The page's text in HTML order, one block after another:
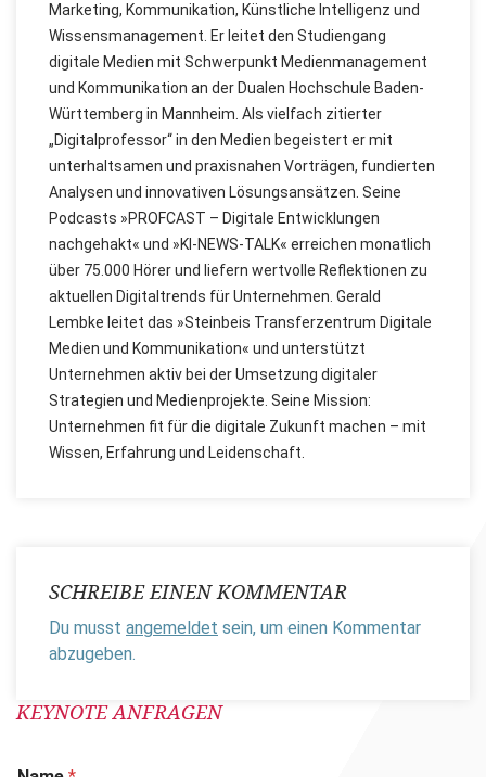
Marketing, Kommunikation, Künstliche Intelligenz und
Wissensmanagement. Er leitet den Studiengang
digitale Medien mit Schwerpunkt Medienmanagement
und Kommunikation an der Dualen Hochschule Baden-
Württemberg in Mannheim. Als vielfach zitierter
„Digitalprofessor“ in den Medien begeistert er mit
unterhaltsamen und praxisnahen Vorträgen, fundierten
Analysen und innovativen Lösungsansätzen. Seine
Podcasts »PROFCAST – Digitale Entwicklungen
nachgehakt« und »KI-NEWS-TALK« erreichen monatlich
über 75.000 Hörer und liefern wertvolle Reflektionen zu
aktuellen Digitaltrends für Unternehmen. Gerald
Lembke leitet das »Steinbeis Transferzentrum Digitale
Medien und Kommunikation« und unterstützt
Unternehmen aktiv bei der Umsetzung digitaler
Strategien und Medienprojekte. Seine Mission:
Unternehmen fit für die digitale Zukunft machen – mit
Wissen, Erfahrung und Leidenschaft.
SCHREIBE EINEN KOMMENTAR
Du musst angemeldet sein, um einen Kommentar
abzugeben.
KEYNOTE ANFRAGEN